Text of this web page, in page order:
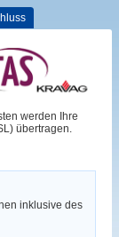
werden Ihre
übertragen.
inklusive des